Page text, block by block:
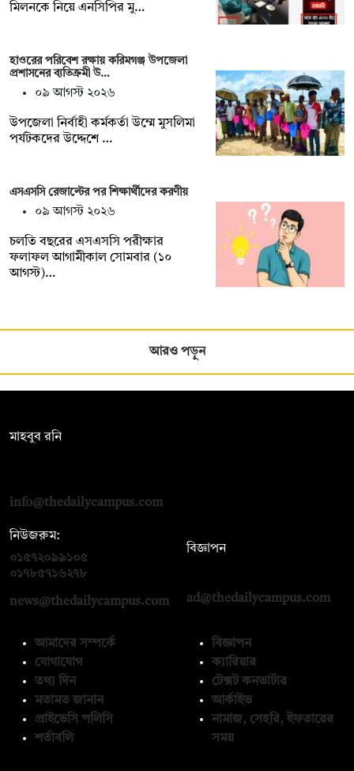
মিলনকে নিয়ে এনসিপির মু…
হাওরের পরিবেশ রক্ষায় করিমগঞ্জ উপজেলা
প্রশাসনের ব্যতিক্রমী উ…
০৯ আগস্ট ২০২৬
‎উপজেলা নির্বাহী কর্মকর্তা উম্মে মুসলিমা
পর্যটকদের উদ্দেশে …
এসএসসি রেজাল্টের পর শিক্ষার্থীদের করণীয়
০৯ আগস্ট ২০২৬
চলতি বছরের এসএসসি পরীক্ষার
ফলাফল আগামীকাল সোমবার (১০
আগস্ট)…
আরও পড়ুন
মাহবুব রনি
info@thedailycampus.com
নিউজরুম:
০১৫৭২০৯৯১০৫
০১৭৮৫৭১৬২৭৮
news@thedailycampus.com
বিজ্ঞাপন
ad@thedailycampus.com
আমাদের সম্পর্কে
যোগাযোগ
তথ্য দিন
মতামত জানান
প্রাইভেসি পলিসি
শর্তাবলি
বিজ্ঞাপন
ক্যারিয়ার
টেক্সট কনভার্টার
আর্কাইভ
নামাজ, সেহরি, ইফতারের
সময়